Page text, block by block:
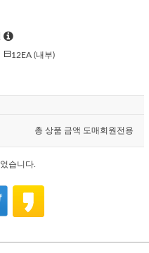
12EA (내부)
총 상품 금액 도매회원전용
습니다.